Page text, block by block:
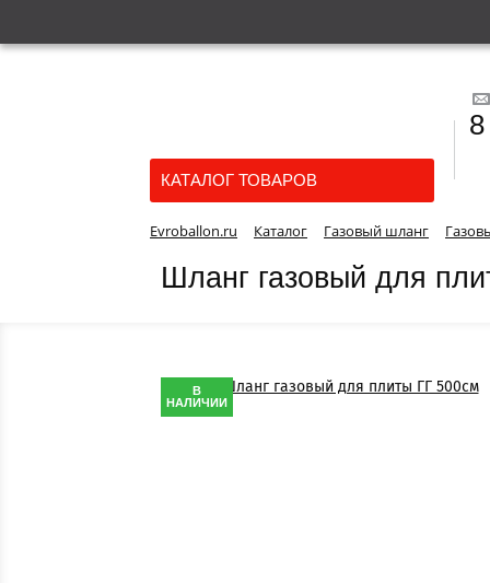
КАТАЛОГ ТОВАРОВ
Evroballon.ru Каталог Газовый шланг
Шланг газовый для
В
НАЛИЧИИ